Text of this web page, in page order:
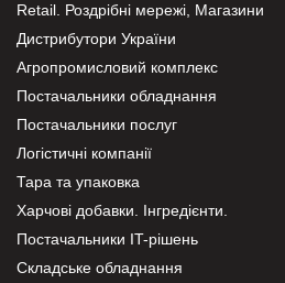
Retail. Роздрібні мережі, Магазини
Дистрибутори України
Агропромисловий комплекс
Постачальники обладнання
Постачальники послуг
Логістичні компанії
Тара та упаковка
Харчові добавки. Інгредієнти.
Постачальники IT-рішень
Складське обладнання